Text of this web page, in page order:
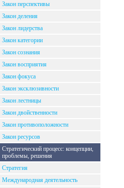
Закон перспективы
Закон деления
Закон лидерства
Закон категории
Закон сознания
Закон восприятия
Закон фокуса
Закон эксклюзивности
Закон лестницы
Закон двойственности
Закон противоположности
Закон ресурсов
Стратегический процесс: концепции,
проблемы, решения
Стратегия
Международная деятельность